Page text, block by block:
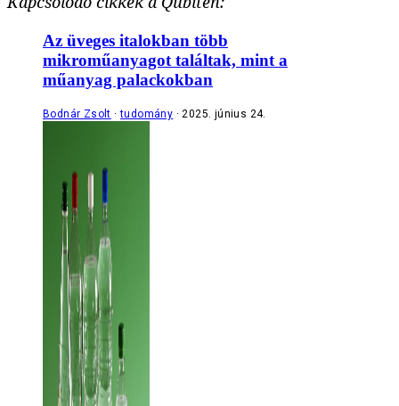
Az üveges italokban több
mikroműanyagot találtak, mint a
műanyag palackokban
Bodnár Zsolt tudomány 2025. június 24.